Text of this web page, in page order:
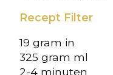
Recept Filter
19 gram in
325 gram ml
2-4 minuten